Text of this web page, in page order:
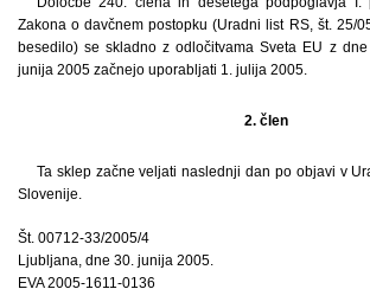
Zakona o davčnem postopku (Uradni list RS, št. 25/
besedilo) se skladno z odločitvama Sveta EU z
junija 2005 začnejo uporabljati 1. julija 2005.
2. člen
Ta sklep začne veljati naslednji dan po objavi v
Slovenije.
Št. 00712-33/2005/4
Ljubljana, dne 30. junija 2005.
EVA 2005-1611-0136